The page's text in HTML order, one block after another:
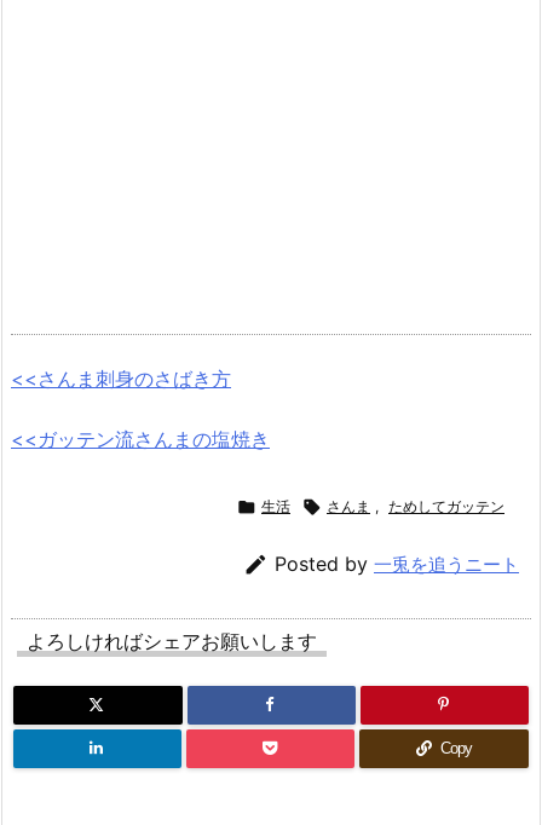
<<さんま刺身のさばき方
<<ガッテン流さんまの塩焼き
 生活  さんま , ためしてガッテン
 Posted by 一兎を追うニート
よろしければシェアお願いします
Copy